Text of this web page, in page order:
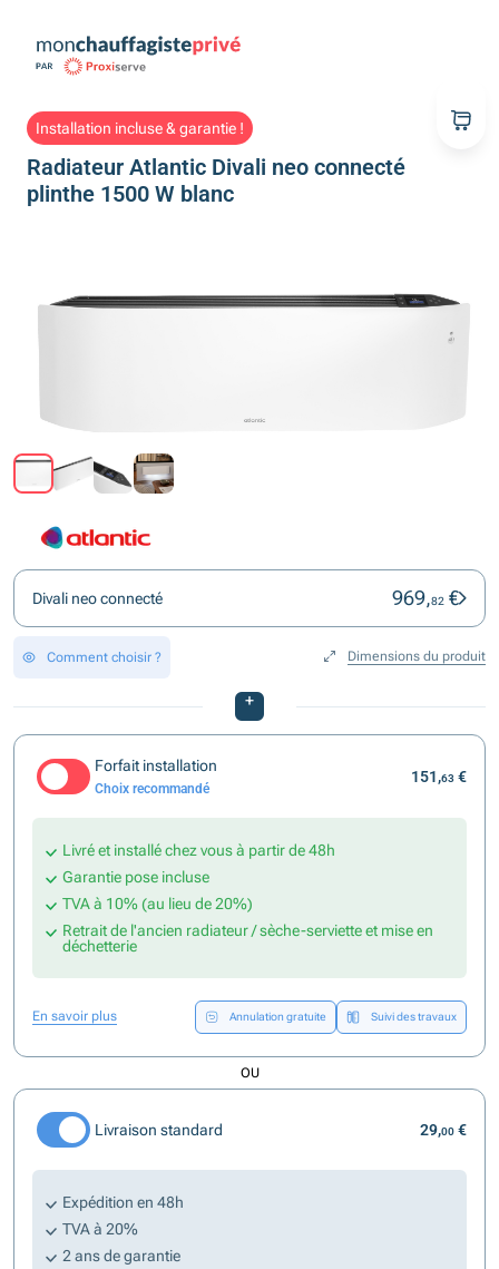
Installation incluse & garantie !
Radiateur Atlantic Divali neo connecté
plinthe 1500 W blanc
Divali neo connecté 969,82 €
Comment choisir ? Dimensions du produit
+
Forfait installation
Choix recommandé
151,63 €
Livré et installé chez vous à partir de 48h
Garantie pose incluse
TVA à 10% (au lieu de 20%)
Retrait de l'ancien radiateur / sèche-serviette et mise en
déchetterie
En savoir plus Annulation gratuite Suivi des travaux
OU
Livraison standard 29,00 €
Expédition en 48h
TVA à 20%
2 ans de garantie